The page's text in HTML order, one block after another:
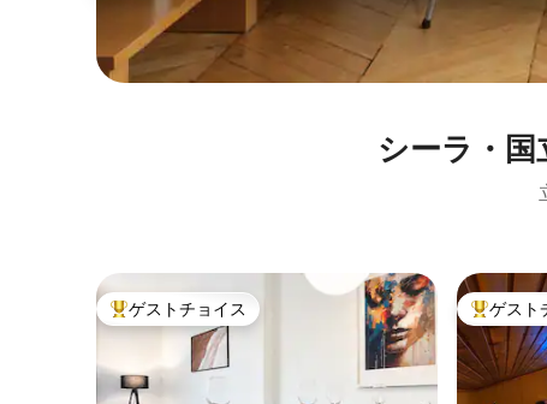
シーラ・
大好評のゲストチョイスです。
ゲストチョイス 大好評の
ゲスト